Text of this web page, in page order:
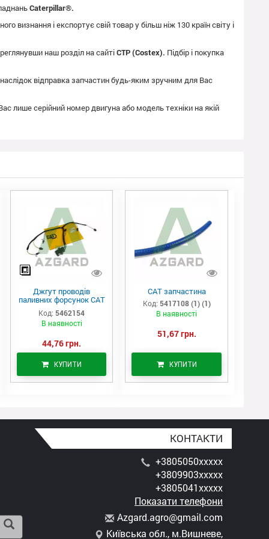
Caterpillar®.
визнання і експортує свій товар у більш ніж 130 країн світу і
наш розділ на сайтіCTP (Costex). Підбір і покупка
відправка запчастин будь-яким зручним для Вас
лише серійний номер двигуна або модель техніки на якій
Джгут проводів
паливних форсунок CAT
C7/C9 (546-2154)
Код: 5462154
В наявності
44,76 грн.
КУПИТИ
САТ запчастина
Код: 5417108 (1) (1)
В наявності
51,67 грн.
КУПИТИ
КОНТАКТИ
+3805050xxxxx
+3809903xxxxx
+3805041xxxxx
Показати телефони
Azgard.agro@gmail.com
Київська обл., м.Вишневе,